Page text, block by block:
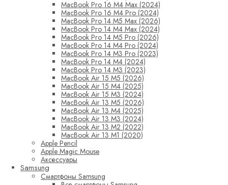
MacBook Pro 16 M4 Max (2024)
MacBook Pro 16 M4 Pro (2024)
MacBook Pro 14 M5 Max (2026)
MacBook Pro 14 M4 Max (2024)
MacBook Pro 14 M5 Pro (2026)
MacBook Pro 14 M4 Pro (2024)
MacBook Pro 14 M3 Pro (2023)
MacBook Pro 14 M4 (2024)
MacBook Pro 14 M3 (2023)
MacBook Air 15 M5 (2026)
MacBook Air 15 M4 (2025)
MacBook Air 15 M3 (2024)
MacBook Air 13 M5 (2026)
MacBook Air 13 M4 (2025)
MacBook Air 13 M3 (2024)
MacBook Air 13 M2 (2022)
MacBook Air 13 M1 (2020)
Apple Pencil
Apple Magic Mouse
Аксессуары
Samsung
Смартфоны Samsung